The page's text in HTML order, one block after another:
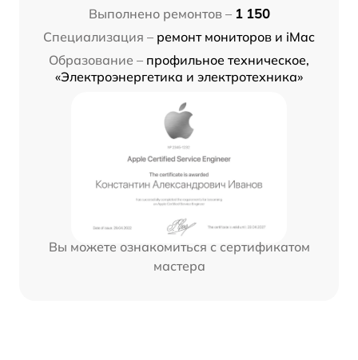
Выполнено ремонтов – 1 150
Специализация – ремонт мониторов и iMac
Образование – профильное техническое,
«Электроэнергетика и электротехника»
Вы можете ознакомиться с сертификатом
мастера